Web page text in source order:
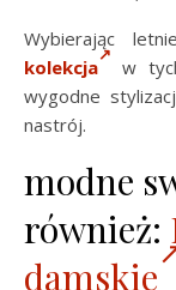
Wybierając
kolekcja
w
wygodne
nastrój.
modne
również:
damskie